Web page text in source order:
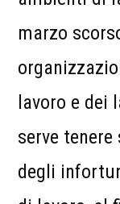
marzo
lavoro e dei
serve
degli